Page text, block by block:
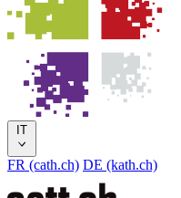
IT
FR (cath.ch) DE (kath.ch)